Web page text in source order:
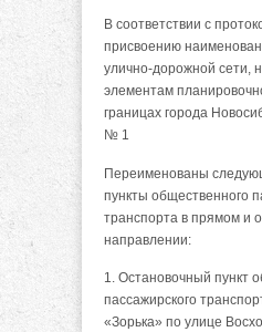
В соответствии с
присвоению
улично-дорожной сети,
элементам
границах города
№ 1
Переименованы
пункты общественного
транспорта в прямом и
направлении:
1. Остановочный пункт
пассажирского
«Зорька» по улице